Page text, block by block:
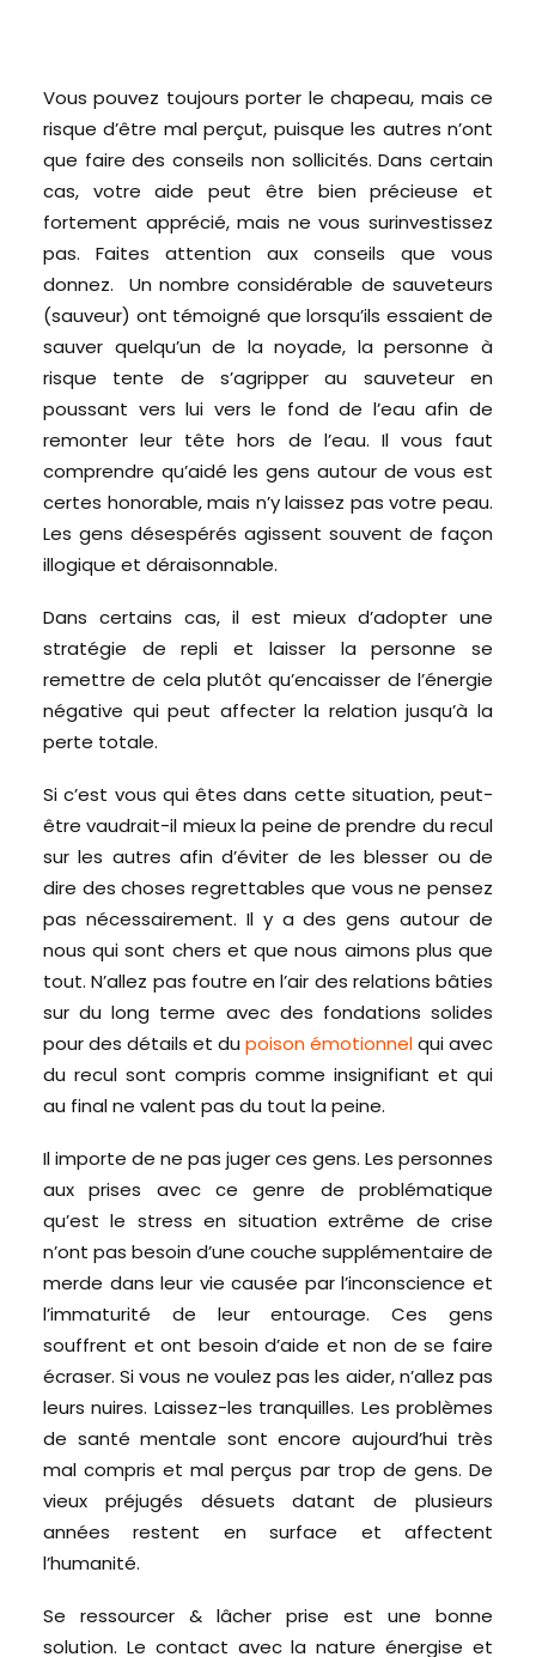
Vous pouvez toujours porter le chapeau, mais ce
risque d’être mal perçut, puisque les autres n’ont
que faire des conseils non sollicités. Dans certain
cas, votre aide peut être bien précieuse et
fortement apprécié, mais ne vous surinvestissez
pas. Faites attention aux conseils que vous
donnez. Un nombre considérable de sauveteurs
(sauveur) ont témoigné que lorsqu’ils essaient de
sauver quelqu’un de la noyade, la personne à
risque tente de s’agripper au sauveteur en
poussant vers lui vers le fond de l’eau afin de
remonter leur tête hors de l’eau. Il vous faut
comprendre qu’aidé les gens autour de vous est
certes honorable, mais n’y laissez pas votre peau.
Les gens désespérés agissent souvent de façon
illogique et déraisonnable.
Dans certains cas, il est mieux d’adopter une
stratégie de repli et laisser la personne se
remettre de cela plutôt qu’encaisser de l’énergie
négative qui peut affecter la relation jusqu’à la
perte totale.
Si c’est vous qui êtes dans cette situation, peut-
être vaudrait-il mieux la peine de prendre du recul
sur les autres afin d’éviter de les blesser ou de
dire des choses regrettables que vous ne pensez
pas nécessairement. Il y a des gens autour de
nous qui sont chers et que nous aimons plus que
tout. N’allez pas foutre en l’air des relations bâties
sur du long terme avec des fondations solides
pour des détails et du poison émotionnelqui avec
du recul sont compris comme insignifiant et qui
au final ne valent pas du tout la peine.
Il importe de ne pas juger ces gens. Les personnes
aux prises avec ce genre de problématique
qu’est le stress en situation extrême de crise
n’ont pas besoin d’une couche supplémentaire de
merde dans leur vie causée par l’inconscience et
l’immaturité de leur entourage. Ces gens
souffrent et ont besoin d’aide et non de se faire
écraser. Si vous ne voulez pas les aider, n’allez pas
leurs nuires. Laissez-les tranquilles. Les problèmes
de santé mentale sont encore aujourd’hui très
mal compris et mal perçus par trop de gens. De
vieux préjugés désuets datant de plusieurs
années restent en surface et affectent
l’humanité.
Se ressourcer & lâcher prise est une bonne
solution. Le contact avec la nature énergise et